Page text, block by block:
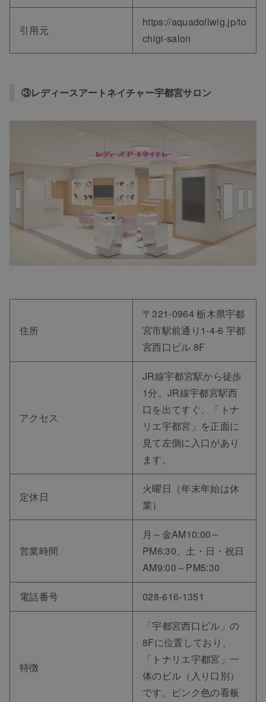
引用元
https://aquadollwig.jp/to
chigi-salon
③レディースアートネイチャー宇都宮サロン
住所
〒321-0964 栃木県宇都
宮市駅前通り1-4-6 宇都
宮西口ビル 8F
アクセス
JR線宇都宮駅から徒歩
1分。JR線宇都宮駅西
口を出てすぐ、「トナ
リエ宇都宮」を正面に
見て左側に入口があり
ます。
定休日
火曜日（年末年始は休
業）
営業時間
月～金AM10:00～
PM6:30、土・日・祝日
AM9:00～PM5:30
電話番号 028-616-1351
特徴
「宇都宮西口ビル」の
8Fに位置しており、
「トナリエ宇都宮」一
体のビル（入り口別）
です。ピンク色の看板